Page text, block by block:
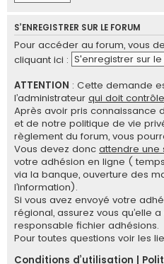
S’ENREGISTRER SUR LE FORUM
Pour accéder au forum, vous
cliquant ici : S'enregistrer sur
ATTENTION : Cette demande
l’administrateur qui doit
Après avoir pris connaissance
et de notre politique de vie
règlement du forum, vous
Vous devez donc attendre une
votre adhésion en ligne (
via la banque, ouverture des
l’information).
Si vous avez envoyé votre
régional, assurez vous qu’elle
responsable fichier adhésions.
Pour toutes questions voir les
Conditions d’utilisation